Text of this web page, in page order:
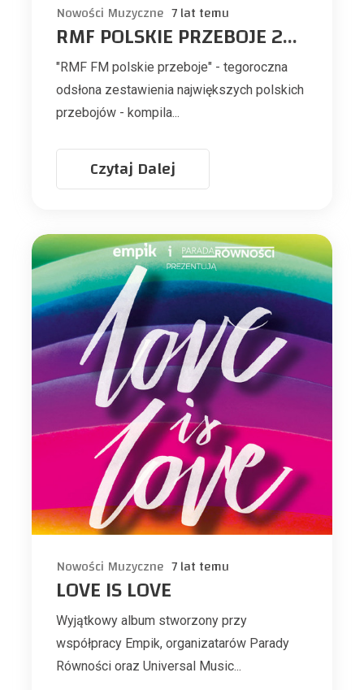
Nowości Muzyczne 7 lat temu
RMF POLSKIE PRZEBOJE 2019
"RMF FM polskie przeboje" - tegoroczna
odsłona zestawienia największych polskich
przebojów - kompila...
Czytaj Dalej
Nowości Muzyczne 7 lat temu
LOVE IS LOVE
Wyjątkowy album stworzony przy
współpracy Empik, organizatarów Parady
Równości oraz Universal Music...